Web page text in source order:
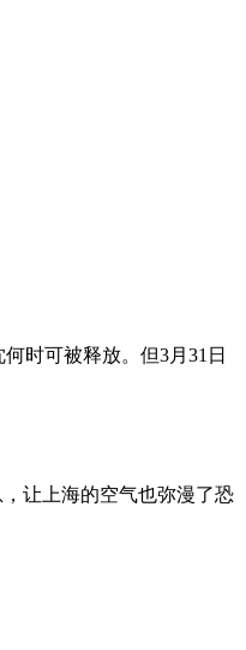
时可被释放。但3月31日
让上海的空气也弥漫了恐